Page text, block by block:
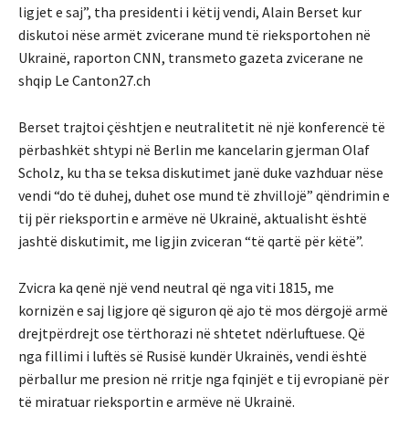
ligjet e saj”, tha presidenti i këtij vendi, Alain Berset kur
diskutoi nëse armët zvicerane mund të rieksportohen në
Ukrainë, raporton CNN, transmeto gazeta zvicerane ne
shqip Le Canton27.ch
Berset trajtoi çështjen e neutralitetit në një konferencë të
përbashkët shtypi në Berlin me kancelarin gjerman Olaf
Scholz, ku tha se teksa diskutimet janë duke vazhduar nëse
vendi “do të duhej, duhet ose mund të zhvillojë” qëndrimin e
tij për rieksportin e armëve në Ukrainë, aktualisht është
jashtë diskutimit, me ligjin zviceran “të qartë për këtë”.
Zvicra ka qenë një vend neutral që nga viti 1815, me
kornizën e saj ligjore që siguron që ajo të mos dërgojë armë
drejtpërdrejt ose tërthorazi në shtetet ndërluftuese. Që
nga fillimi i luftës së Rusisë kundër Ukrainës, vendi është
përballur me presion në rritje nga fqinjët e tij evropianë për
të miratuar rieksportin e armëve në Ukrainë.